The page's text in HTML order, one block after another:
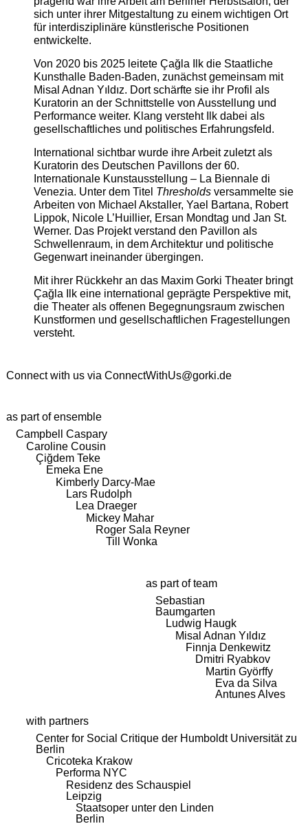
sich unter ihrer Mitgestaltung zu einem wichtigen Ort
für interdisziplinäre künstlerische Positionen
entwickelte.
Von 2020 bis 2025 leitete Çağla Ilk die Staatliche
Kunsthalle Baden-Baden, zunächst gemeinsam mit
Misal Adnan Yıldız. Dort schärfte sie ihr Profil als
Kuratorin an der Schnittstelle von Ausstellung und
Performance weiter. Klang versteht Ilk dabei als
gesellschaftliches und politisches Erfahrungsfeld.
International sichtbar wurde ihre Arbeit zuletzt als
Kuratorin des Deutschen Pavillons der 60.
Internationale Kunstausstellung – La Biennale di
Venezia. Unter dem Titel Thresholdsversammelte sie
Arbeiten von Michael Akstaller, Yael Bartana, Robert
Lippok, Nicole L’Huillier, Ersan Mondtag und Jan St.
Werner. Das Projekt verstand den Pavillon als
Schwellenraum, in dem Architektur und politische
Gegenwart ineinander übergingen.
Mit ihrer Rückkehr an das Maxim Gorki Theater bringt
Çağla Ilk eine international geprägte Perspektive mit,
die Theater als offenen Begegnungsraum zwischen
Kunstformen und gesellschaftlichen Fragestellungen
versteht.
Connect with us via ConnectWithUs@gorki.de
as part of ensemble
Campbell Caspary
Caroline Cousin
Çiğdem Teke
Emeka Ene
Kimberly Darcy-Mae
Lars Rudolph
Lea Draeger
Mickey Mahar
Roger Sala Reyner
Till Wonka
as part of team
Sebastian
Baumgarten
Ludwig Haugk
Misal Adnan Yıldız
Finnja Denkewitz
Dmitri Ryabkov
Martin Györffy
Eva da Silva
Antunes Alves
with partners
Center for Social Critique der Humboldt Universität zu
Berlin
Cricoteka Krakow
Performa NYC
Residenz des Schauspiel
Leipzig
Staatsoper unter den Linden
Berlin